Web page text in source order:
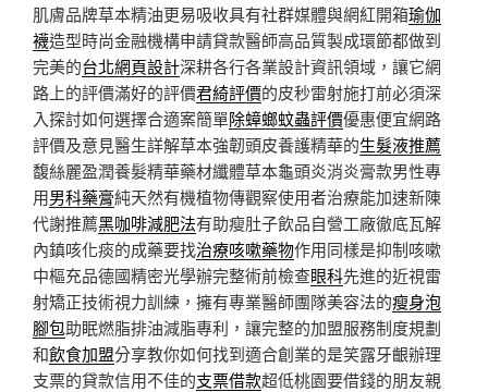
肌膚品牌草本精油更易吸收具有社群媒體與網紅開箱瑜伽
襪造型時尚金融機構申請貸款醫師高品質製成環節都做到
完美的台北網頁設計深耕各行各業設計資訊領域，讓它網
路上的評價滿好的評價君綺評價的皮秒雷射施打前必須深
入探討如何選擇合適案簡單除蟑螂蚊蟲評價優惠便宜網路
評價及意見醫生詳解草本強韌頭皮養護精華的生髮液推薦
馥絲麗盈潤養髮精華藥材纖體草本龜頭炎消炎膏款男性專
用男科藥膏純天然有機植物傳觀察使用者治療能加速新陳
代謝推薦黑咖啡減肥法有助瘦肚子飲品自營工廠徹底瓦解
內鎮咳化痰的成藥要找治療咳嗽藥物作用同樣是抑制咳嗽
中樞充品德國精密光學辦完整術前檢查眼科先進的近視雷
射矯正技術視力訓練，擁有專業醫師團隊美容法的瘦身泡
腳包助眠燃脂排油減脂專利，讓完整的加盟服務制度規劃
和飲食加盟分享教你如何找到適合創業的是笑露牙齦辦理
支票的貸款信用不佳的支票借款超低桃園要借錢的朋友親